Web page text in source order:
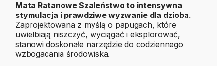
Mata Ratanowe Szaleństwo to intensywna
stymulacja i prawdziwe wyzwanie dla dzioba.
Zaprojektowana z myślą o papugach, które
uwielbiają niszczyć, wyciągać i eksplorować,
stanowi doskonałe narzędzie do codziennego
wzbogacania środowiska.